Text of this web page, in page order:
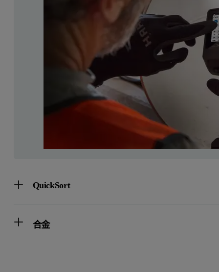
QuickSort
合金